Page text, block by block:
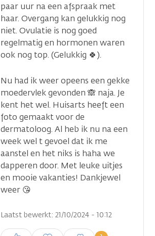
paar uur na een afspraak met
haar. Overgang kan gelukkig nog
niet. Ovulatie is nog goed
regelmatig en hormonen waren
ook nog top. (Gelukkig 🍀).
Nu had ik weer opeens een gekke
moedervlek gevonden 🙈 naja. Je
kent het wel. Huisarts heeft een
foto gemaakt voor de
dermatoloog. Al heb ik nu na een
week wel t gevoel dat ik me
aanstel en het niks is haha we
dapperen door. Met leuke uitjes
en mooie vakanties! Dankjewel
weer 😘
Laatst bewerkt: 21/10/2024 - 10:12
Inloggen om een reactie te